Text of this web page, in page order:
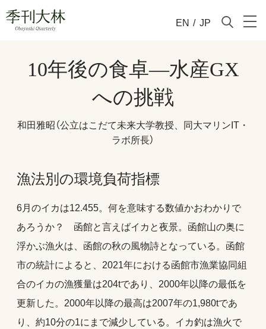
EN / JP
10年後の食卓―水産GX
への挑戦
和田雅昭（公立はこだて未来大学教授、同大マリンIT・
ラボ所長）
漁法別の環境負荷指標
6月のイカは12.455。何を意味する数値かおわかりで
あろうか？ 函館と言えばイカと夜景。函館山の奥に
浮かぶ漁火は、函館の秋の風物詩となっている。函館
市の統計によると、2021年における函館市漁業協同組
合のイカの漁獲量は204tであり、2000年以降の最低を
更新した。2000年以降の最高は2007年の1,980tであ
り、約10分の1にまで減少している。イカ釣は漁火で